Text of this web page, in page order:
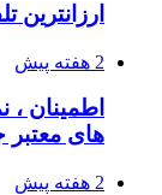
2 هفته پیش
اطمینان ،
های معتبر
2 هفته پیش